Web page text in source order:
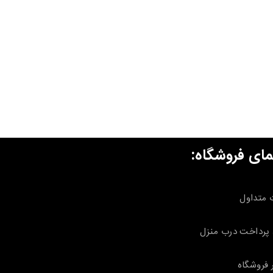
فروشگاه:
متداول
پرداخت درب منزل
فروشگاه